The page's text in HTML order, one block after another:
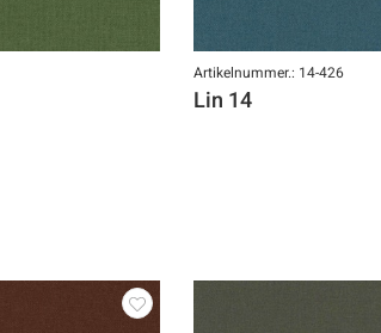
Artikelnummer.: 14-426
Lin 14